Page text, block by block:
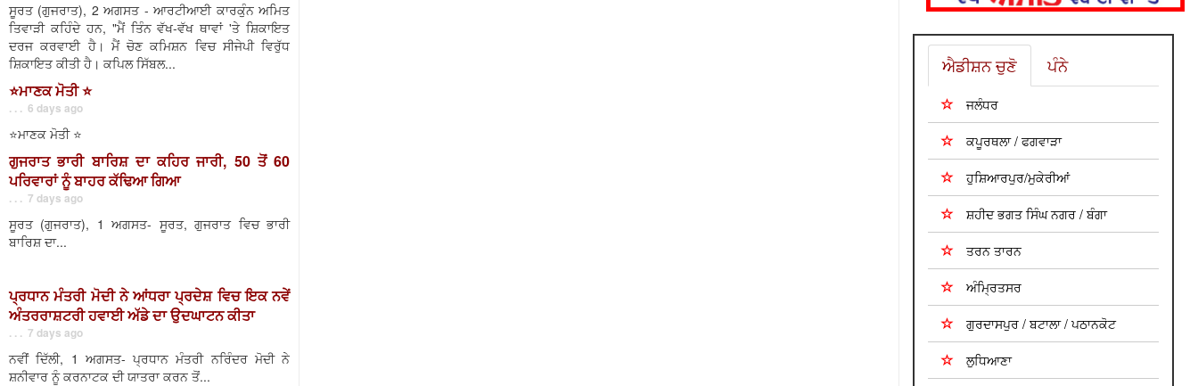
ਸੂਰਤ (ਗੁਜਰਾਤ), 2 ਅਗਸਤ - ਆਰਟੀਆਈ ਕਾਰਕੁੰਨ ਅਮਿਤ
ਤਿਵਾੜੀ ਕਹਿੰਦੇ ਹਨ, "ਮੈਂ ਤਿੰਨ ਵੱਖ-ਵੱਖ ਥਾਵਾਂ 'ਤੇ ਸ਼ਿਕਾਇਤ
ਦਰਜ ਕਰਵਾਈ ਹੈ। ਮੈਂ ਚੋਣ ਕਮਿਸ਼ਨ ਵਿਚ ਸੀਜੇਪੀ ਵਿਰੁੱਧ
ਸ਼ਿਕਾਇਤ ਕੀਤੀ ਹੈ। ਕਪਿਲ ਸਿੱਬਲ...
⭐️ਮਾਣਕ ਮੋਤੀ ⭐️
. . . 6 days ago
⭐️ਮਾਣਕ ਮੋਤੀ ⭐️
ਗੁਜਰਾਤ ਭਾਰੀ ਬਾਰਿਸ਼ ਦਾ ਕਹਿਰ ਜਾਰੀ, 50 ਤੋਂ 60
ਪਰਿਵਾਰਾਂ ਨੂੰ ਬਾਹਰ ਕੱਢਿਆ ਗਿਆ
. . . 7 days ago
ਸੂਰਤ (ਗੁਜਰਾਤ), 1 ਅਗਸਤ- ਸੂਰਤ, ਗੁਜਰਾਤ ਵਿਚ ਭਾਰੀ
ਬਾਰਿਸ਼ ਦਾ...
ਪ੍ਰਧਾਨ ਮੰਤਰੀ ਮੋਦੀ ਨੇ ਆਂਧਰਾ ਪ੍ਰਦੇਸ਼ ਵਿਚ ਇਕ ਨਵੇਂ
ਅੰਤਰਰਾਸ਼ਟਰੀ ਹਵਾਈ ਅੱਡੇ ਦਾ ਉਦਘਾਟਨ ਕੀਤਾ
. . . 7 days ago
ਨਵੀਂ ਦਿੱਲੀ, 1 ਅਗਸਤ- ਪ੍ਰਧਾਨ ਮੰਤਰੀ ਨਰਿੰਦਰ ਮੋਦੀ ਨੇ
ਸ਼ਨੀਵਾਰ ਨੂੰ ਕਰਨਾਟਕ ਦੀ ਯਾਤਰਾ ਕਰਨ ਤੋਂ...
ਐਡੀਸ਼ਨ ਚੁਣੋ ਪੰਨੇ
ਜਲੰਧਰ
ਕਪੂਰਥਲਾ / ਫਗਵਾੜਾ
ਹੁਸ਼ਿਆਰਪੁਰ/ਮੁਕੇਰੀਆਂ
ਸ਼ਹੀਦ ਭਗਤ ਸਿੰਘ ਨਗਰ / ਬੰਗਾ
ਤਰਨ ਤਾਰਨ
ਅੰਮ੍ਰਿਤਸਰ
ਗੁਰਦਾਸਪੁਰ / ਬਟਾਲਾ / ਪਠਾਨਕੋਟ
ਲੁਧਿਆਣਾ